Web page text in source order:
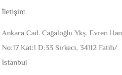
İletişim
Ankara Cad. Cağaloğlu Ykş. Evren Han
No:17 Kat:1 D:33 Sirkeci, 34112 Fatih/
İstanbul